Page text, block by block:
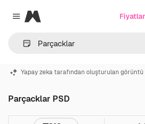
Close menu
Magnific
Yapay zeka tarafından oluşturulan görüntü
Parçacklar PSD